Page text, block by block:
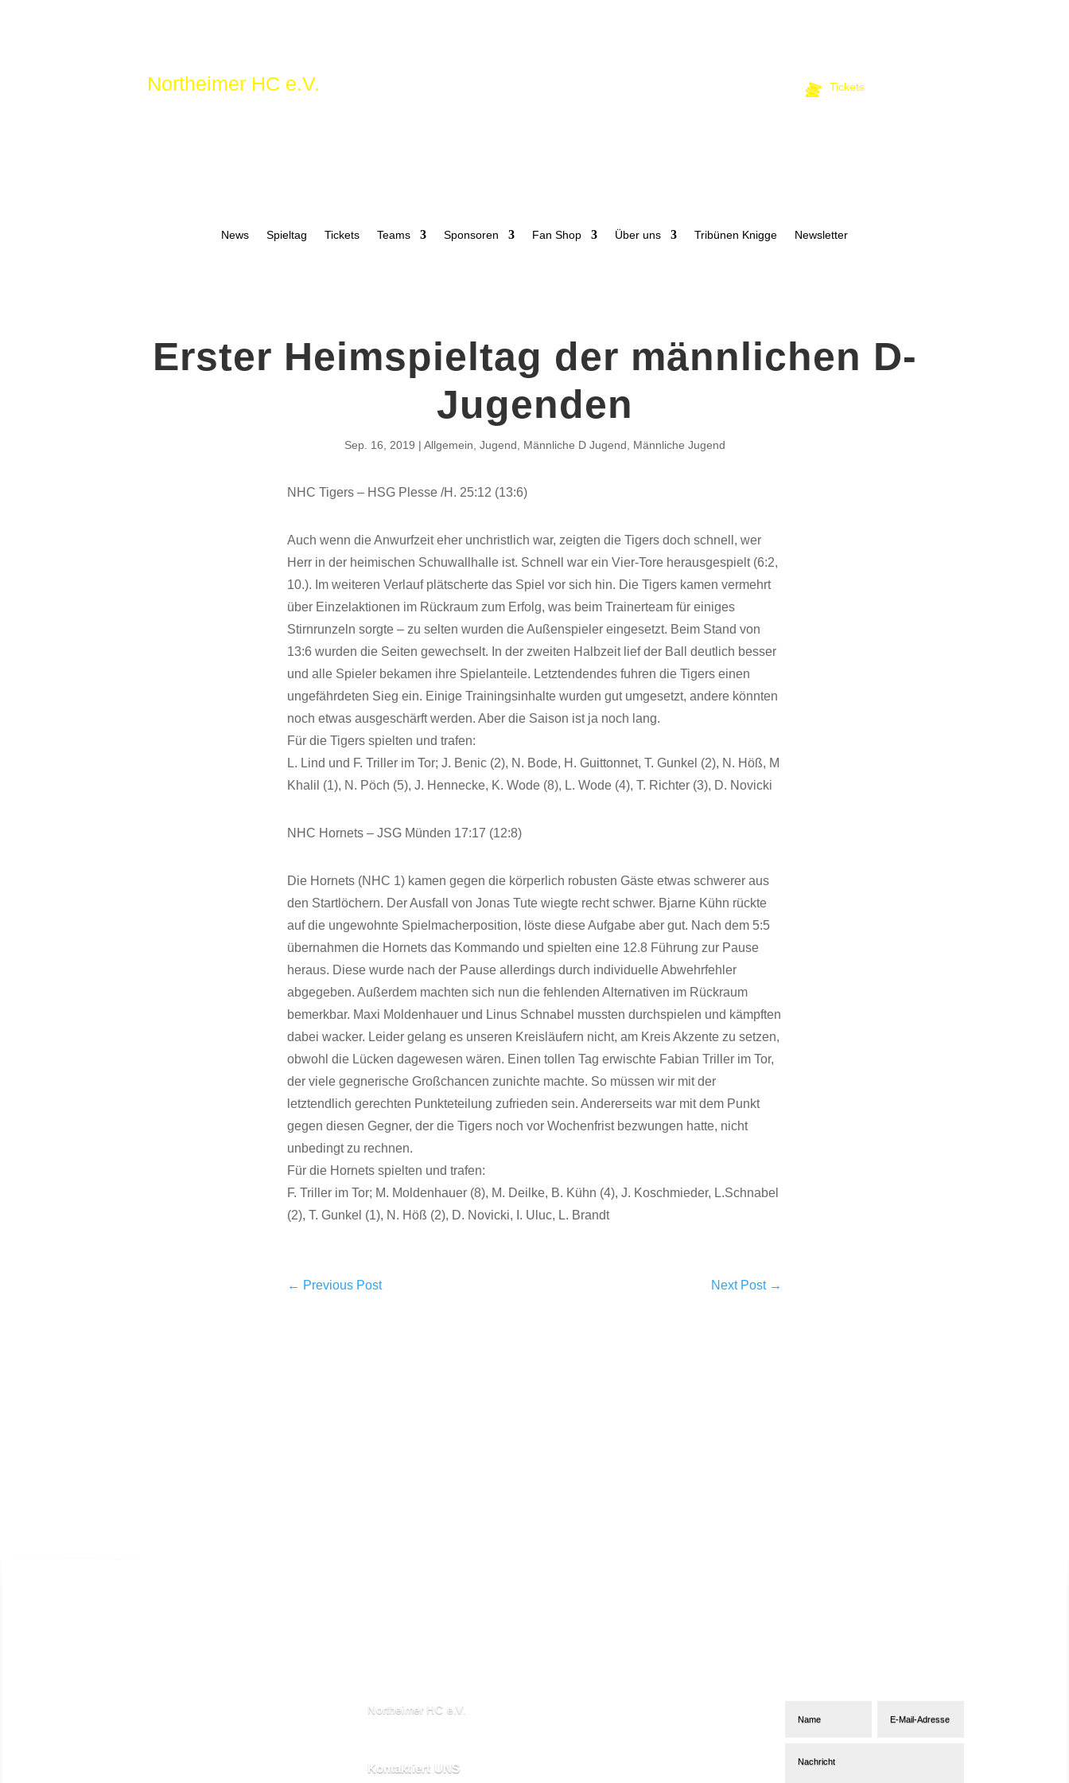
Northeimer HC e.V. Tickets
News Spieltag Tickets Teams Sponsoren Fan Shop Über uns Tribünen Knigge Newsletter
Erster Heimspieltag der männlichen D-
Jugenden
Sep. 16, 2019 Allgemein Jugend Männliche D Jugend Männliche Jugend
NHC Tigers – HSG Plesse /H. 25:12 (13:6)
Auch wenn die Anwurfzeit eher unchristlich war, zeigten die Tigers doch schnell, wer
Herr in der heimischen Schuwallhalle ist. Schnell war ein Vier-Tore herausgespielt (6:2,
10.). Im weiteren Verlauf plätscherte das Spiel vor sich hin. Die Tigers kamen vermehrt
über Einzelaktionen im Rückraum zum Erfolg, was beim Trainerteam für einiges
Stirnrunzeln sorgte – zu selten wurden die Außenspieler eingesetzt. Beim Stand von
13:6 wurden die Seiten gewechselt. In der zweiten Halbzeit lief der Ball deutlich besser
und alle Spieler bekamen ihre Spielanteile. Letztendendes fuhren die Tigers einen
ungefährdeten Sieg ein. Einige Trainingsinhalte wurden gut umgesetzt, andere könnten
noch etwas ausgeschärft werden. Aber die Saison ist ja noch lang.
Für die Tigers spielten und trafen:
L. Lind und F. Triller im Tor; J. Benic (2), N. Bode, H. Guittonnet, T. Gunkel (2), N. Höß, M
Khalil (1), N. Pöch (5), J. Hennecke, K. Wode (8), L. Wode (4), T. Richter (3), D. Novicki
NHC Hornets – JSG Münden 17:17 (12:8)
Die Hornets (NHC 1) kamen gegen die körperlich robusten Gäste etwas schwerer aus
den Startlöchern. Der Ausfall von Jonas Tute wiegte recht schwer. Bjarne Kühn rückte
auf die ungewohnte Spielmacherposition, löste diese Aufgabe aber gut. Nach dem 5:5
übernahmen die Hornets das Kommando und spielten eine 12.8 Führung zur Pause
heraus. Diese wurde nach der Pause allerdings durch individuelle Abwehrfehler
abgegeben. Außerdem machten sich nun die fehlenden Alternativen im Rückraum
bemerkbar. Maxi Moldenhauer und Linus Schnabel mussten durchspielen und kämpften
dabei wacker. Leider gelang es unseren Kreisläufern nicht, am Kreis Akzente zu setzen,
obwohl die Lücken dagewesen wären. Einen tollen Tag erwischte Fabian Triller im Tor,
der viele gegnerische Großchancen zunichte machte. So müssen wir mit der
letztendlich gerechten Punkteteilung zufrieden sein. Andererseits war mit dem Punkt
gegen diesen Gegner, der die Tigers noch vor Wochenfrist bezwungen hatte, nicht
unbedingt zu rechnen.
Für die Hornets spielten und trafen:
F. Triller im Tor; M. Moldenhauer (8), M. Deilke, B. Kühn (4), J. Koschmieder, L.Schnabel
(2), T. Gunkel (1), N. Höß (2), D. Novicki, I. Uluc, L. Brandt
← Previous Post Next Post→
Northeimer HC e.V.
Kontaktiert UNS